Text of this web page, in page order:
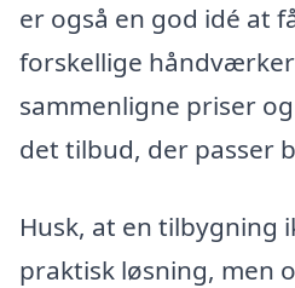
er også en god idé at
forskellige
sammenligne priser
det tilbud, der passer
Husk, at en tilbygning
praktisk løsning, men